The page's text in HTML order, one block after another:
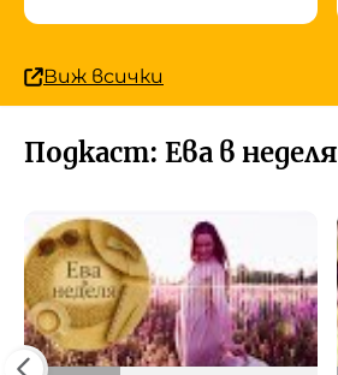
Виж всички
Подкаст: Ева в неделя